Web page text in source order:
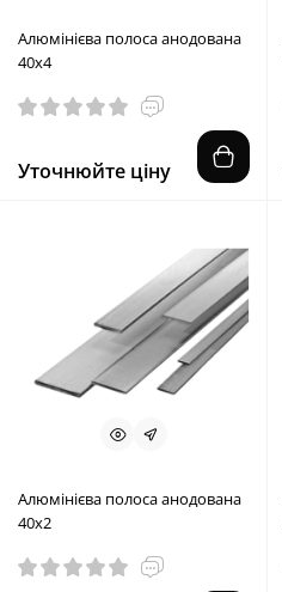
Алюмінієва полоса анодована
40х4
Уточнюйте ціну
Алюмінієва полоса анодована
40х2